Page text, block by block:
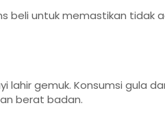
beli untuk memastikan tidak
lahir gemuk. Konsumsi gula
berat badan.